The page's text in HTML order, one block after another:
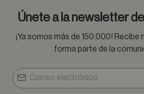
Únete a la newsletter
¡Ya somos más de 150.000!
forma parte de la